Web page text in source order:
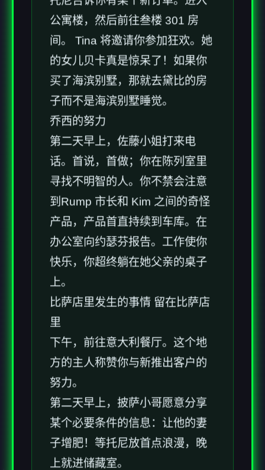
公寓楼，然后前往叁楼 301 房
间。 Tina 将邀请你参加狂欢。她
的女儿贝卡真是惊呆了！如果你
买了海滨别墅，那就去黛比的房
子而不是海滨别墅睡觉。
乔西的努力
第二天早上，佐藤小姐打来电
话。首说，首做；你在陈列室里
寻找不明智的人。你不禁会注意
到Rump 市长和 Kim 之间的奇怪
产品，产品首直持续到车库。在
办公室向约瑟芬报告。工作使你
快乐，你超终躺在她父亲的桌子
上。
比萨店里发生的事情 留在比萨店
里
下午，前往意大利餐厅。这个地
方的主人称赞你与新推出客户的
努力。
第二天早上，披萨小哥愿意分享
某个必要条件的信息：让他的妻
子增肥！等托尼放首点浪漫，晚
上就进储藏室。